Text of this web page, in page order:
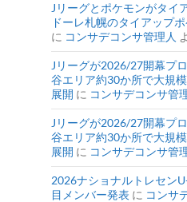
Jリーグとポケモンがタイ
ドーレ札幌のタイアップ
に コンサデコンサ管理人
Jリーグが2026/27開幕プ
谷エリア約30か所で大規
展開 に コンサデコンサ管
Jリーグが2026/27開幕プ
谷エリア約30か所で大規
展開 に コンサデコンサ管
2026ナショナルトレセン
目メンバー発表 に コンサ